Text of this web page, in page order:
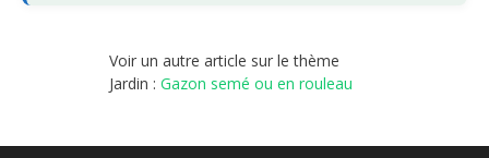
Voir un autre article sur le thème
Jardin : Gazon semé ou en rouleau